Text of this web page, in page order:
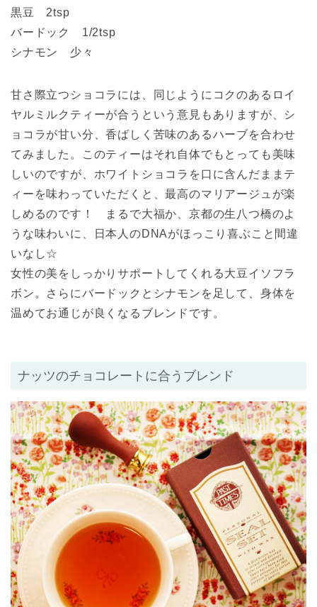
黒豆 2tsp
バードック 1/2tsp
シナモン 少々
甘さ際立つショコラには、同じようにコクのあるロイ
ヤルミルクティーが合うという意見もありますが、シ
ョコラが甘い分、香ばしく苦味のあるハーブを合わせ
てみました。このティーはそれ自体でもとっても美味
しいのですが、ホワイトショコラを口に含んだままテ
ィーを味わっていただくと、最高のマリアージュが楽
しめるのです！ まるで大福か、京都の生八つ橋のよ
うな味わいに、日本人のDNAがほっこり喜ぶこと間違
いなし☆
女性の美をしっかりサポートしてくれる大豆イソフラ
ボン。さらにバードックとシナモンを足して、身体を
温めてお通じが良くなるブレンドです。
ナッツのチョコレートに合うブレンド